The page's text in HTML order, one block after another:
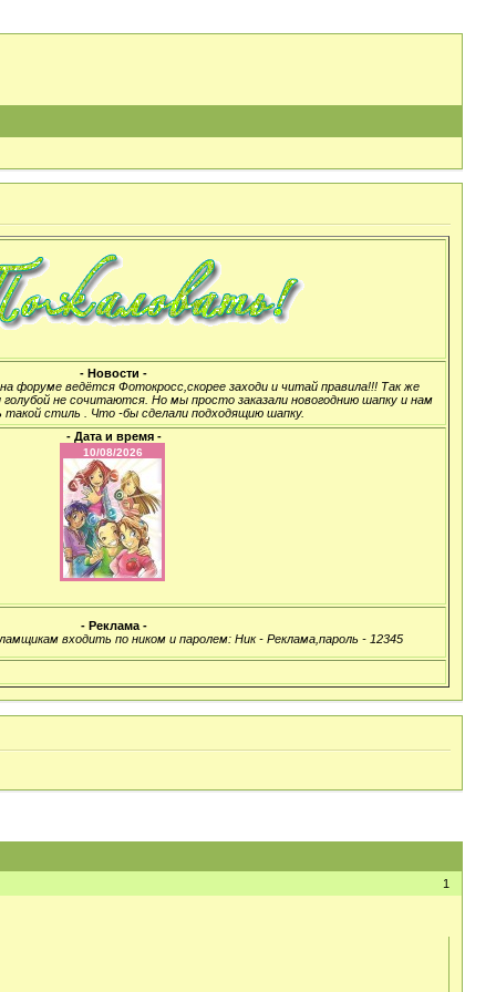
- Новости -
ведётся Фотокросс,скорее заходи и читай правила!!! Так же
не сочитаются. Но мы просто заказали новогоднию шапку и нам
такой стиль . Что -бы сделали подходящию шапку.
- Дата и время -
- Реклама -
входить по ником и паролем: Ник - Реклама,пароль - 12345
1